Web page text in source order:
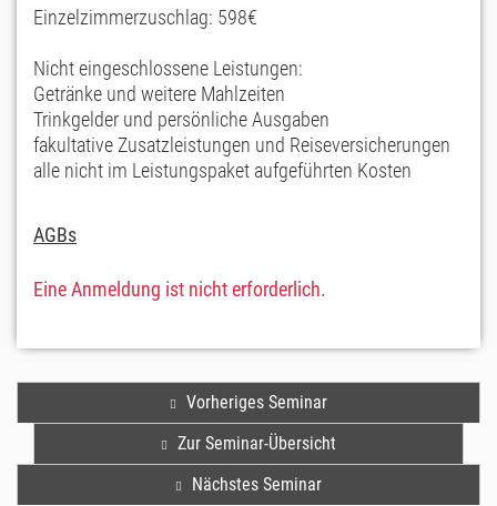
Einzelzimmerzuschlag: 598€
Nicht eingeschlossene Leistungen:
Getränke und weitere Mahlzeiten
Trinkgelder und persönliche Ausgaben
fakultative Zusatzleistungen und Reiseversicherungen
alle nicht im Leistungspaket aufgeführten Kosten
AGBs
Eine Anmeldung ist nicht erforderlich.
Vorheriges Seminar
Zur Seminar-Übersicht
Nächstes Seminar